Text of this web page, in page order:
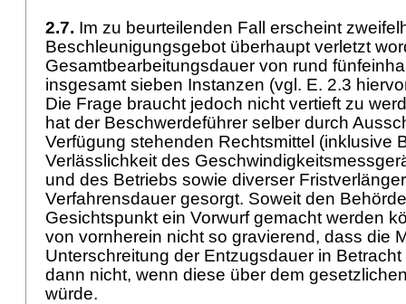
2.7. Im zu beurteilenden Fall erscheint
Beschleunigungsgebot überhaupt verletzt
Gesamtbearbeitungsdauer von rund
insgesamt sieben Instanzen (vgl. E. 2.3
Die Frage braucht jedoch nicht vertieft zu
hat der Beschwerdeführer selber durch
Verfügung stehenden Rechtsmittel (inklusive
Verlässlichkeit des
und des Betriebs sowie diverser
Verfahrensdauer gesorgt. Soweit den
Gesichtspunkt ein Vorwurf gemacht werden
von vornherein nicht so gravierend, dass die
Unterschreitung der Entzugsdauer in
dann nicht, wenn diese über dem
würde.